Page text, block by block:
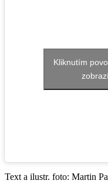
Kliknutím
Text a ilustr. foto: Martin